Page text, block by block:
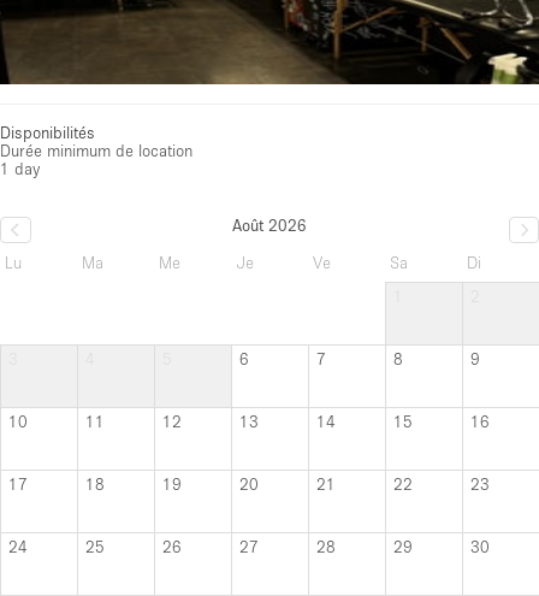
Disponibilités
Durée minimum de location
1 day
Août 2026
Lu
Ma Me Je Ve Sa
Di
6 7 8 9
10 11 12 13 14 15 16
17 18 19 20 21 22 23
24 25 26 27 28 29 30